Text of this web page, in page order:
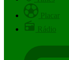
Placar
Rádio